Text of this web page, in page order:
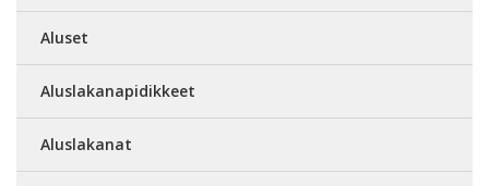
Aluset
Aluslakanapidikkeet
Aluslakanat